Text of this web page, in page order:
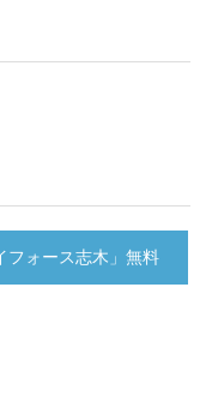
フォース志木」無料